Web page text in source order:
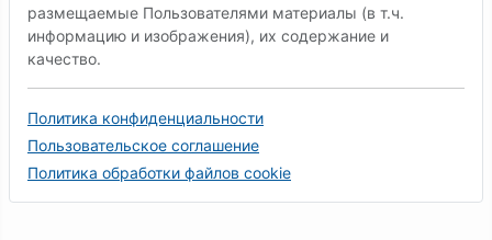
размещаемые Пользователями материалы (в т.ч.
информацию и изображения), их содержание и
качество.
Политика конфиденциальности
Пользовательское соглашение
Политика обработки файлов cookie